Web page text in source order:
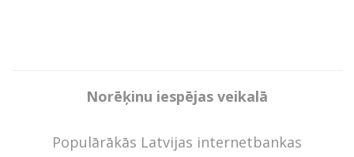
Norēķinu iespējas veikalā
Populārākās Latvijas internetbankas